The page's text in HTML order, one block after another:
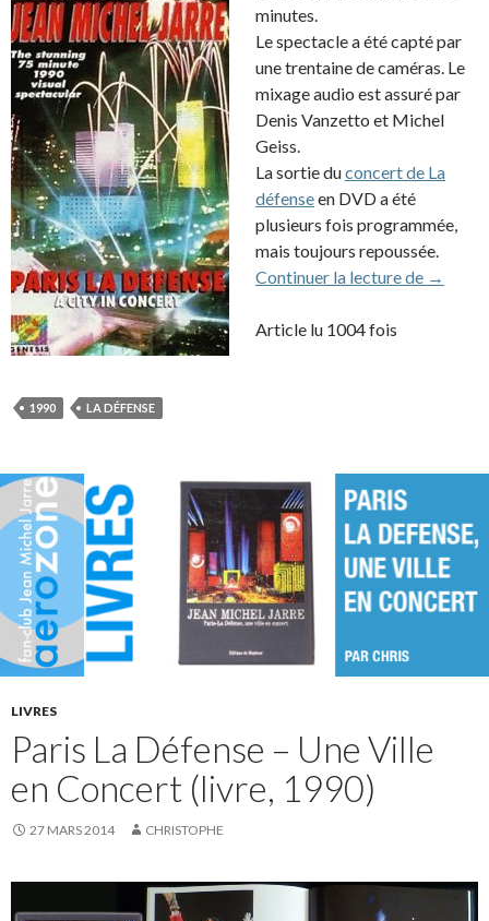
minutes.
Le spectacle a été capté par
une trentaine de caméras. Le
mixage audio est assuré par
Denis Vanzetto et Michel
Geiss.
La sortie duconcert de La
défenseen DVD a été
plusieurs fois programmée,
mais toujours repoussée.
Continuer la lecture de
VHS:
→
Article lu 1004 fois
1990 LA DÉFENSE
LIVRES
Paris La Défense – Une Ville
en Concert (livre, 1990)
27 MARS 2014 CHRISTOPHE